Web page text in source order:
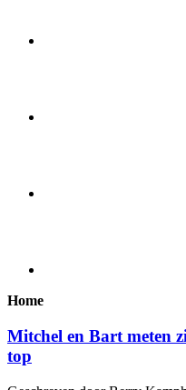
Home
Mitchel en Bart meten
top